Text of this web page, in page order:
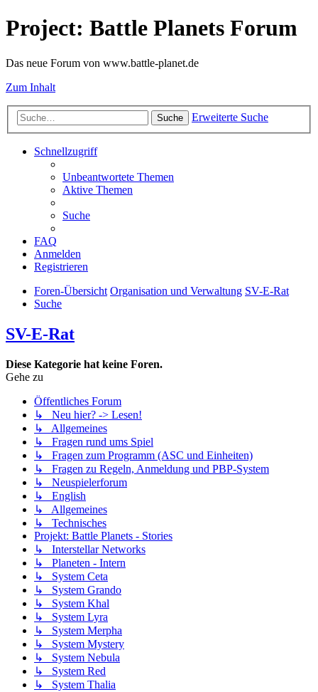
Project: Battle Planets Forum
Das neue Forum von www.battle-planet.de
Zum Inhalt
Suche Erweiterte Suche
Schnellzugriff
Unbeantwortete Themen
Aktive Themen
Suche
FAQ
Anmelden
Registrieren
Foren-Übersicht Organisation und Verwaltung SV-E-Rat
Suche
SV-E-Rat
Diese Kategorie hat keine Foren.
Gehe zu
Öffentliches Forum
↳ Neu hier? -> Lesen!
↳ Allgemeines
↳ Fragen rund ums Spiel
↳ Fragen zum Programm (ASC und Einheiten)
↳ Fragen zu Regeln, Anmeldung und PBP-System
↳ Neuspielerforum
↳ English
↳ Allgemeines
↳ Technisches
Projekt: Battle Planets - Stories
↳ Interstellar Networks
↳ Planeten - Intern
↳ System Ceta
↳ System Grando
↳ System Khal
↳ System Lyra
↳ System Merpha
↳ System Mystery
↳ System Nebula
↳ System Red
↳ System Thalia